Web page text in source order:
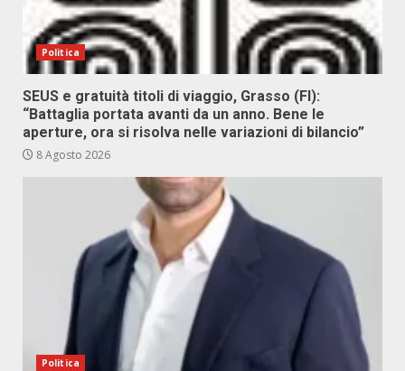
Politica
SEUS e gratuità titoli di viaggio, Grasso (FI):
“Battaglia portata avanti da un anno. Bene le
aperture, ora si risolva nelle variazioni di bilancio”
8 Agosto 2026
Politica